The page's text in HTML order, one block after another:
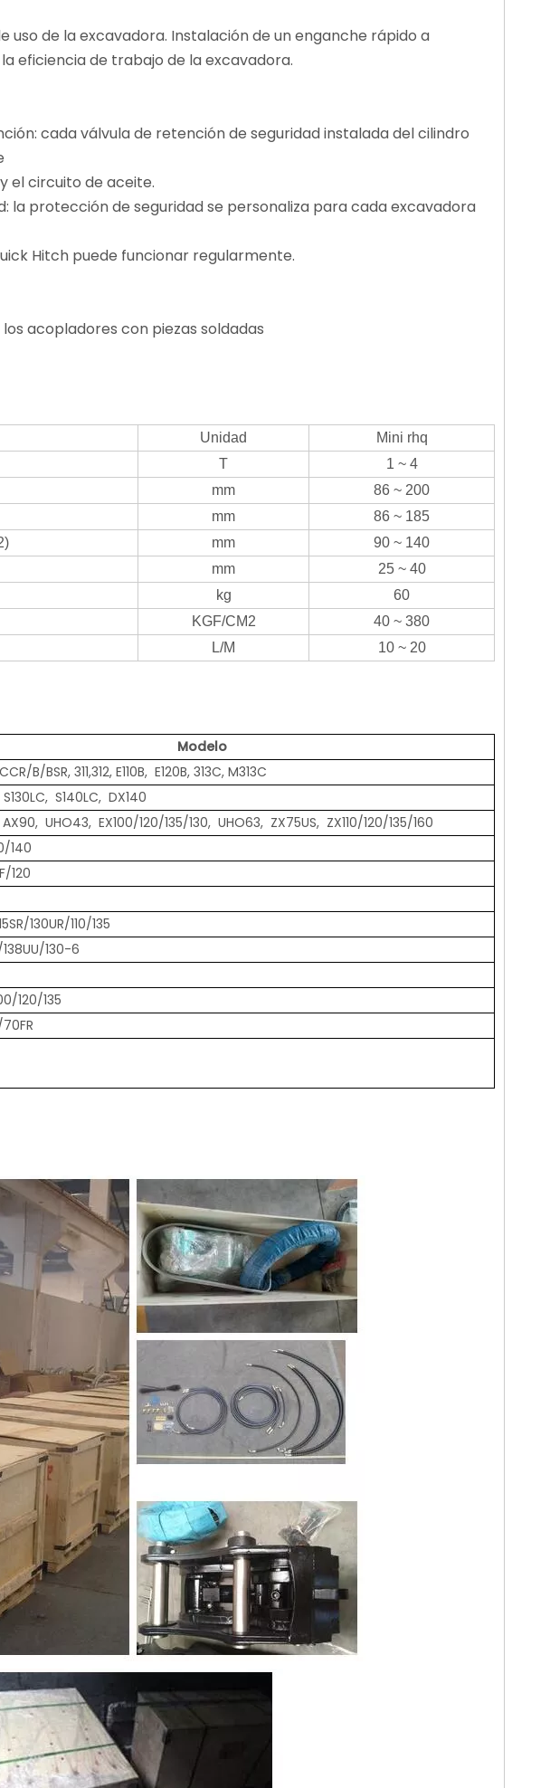
de la excavadora. Instalación de un enganche rápido a
eficiencia de trabajo de la excavadora.
cada válvula de retención de seguridad instalada del cilindro
el circuito de aceite.
la protección de seguridad se personaliza para cada excavadora
Hitch puede funcionar regularmente.
acopladores con piezas soldadas
Unidad
Mini rhq
T
1 ~ 4
mm
86 ~ 200
mm
86 ~ 185
mm
90 ~ 140
mm
25 ~ 40
kg
60
KGF/CM2
40 ~ 380
L/M 10 ~ 20
Modelo
B/BSR, 311,312, E110B, E120B, 313C, M313C
S140LC, DX140
UHO43, EX100/120/135/130, UHO63, ZX75US, ZX110/120/135/160
140
120
130UR/110/135
130-6
120/135